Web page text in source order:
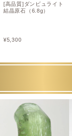
[高品質]ダンビュライト
結晶原石（6.8g）
¥5,300